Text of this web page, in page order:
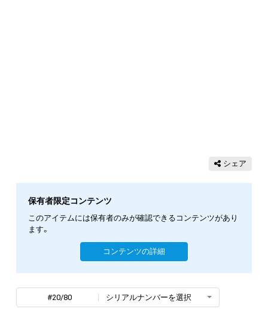
シェア
保有者限定コンテンツ
このアイテムには保有者のみが確認できるコンテンツがあり
ます。
コンテンツの詳細
#20/80 シリアルナンバーを選択